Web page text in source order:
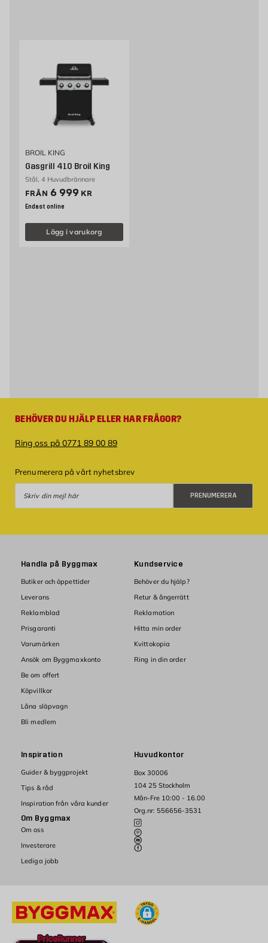
BROIL KING
Gasgrill 410 Broil King
Stål, 4 Huvudbrännare
FRÅN Pris 6999 kr
6 999 KR
Endast online
Lägg i varukorg
BEHÖVER DU HJÄLP ELLER HAR FRÅGOR?
Ring oss på 0771 89 00 89
Prenumerera på vårt nyhetsbrev
PRENUMERERA
Huvudkontor
Box 30006
104 25 Stockholm
Mån-Fre 10:00 - 16.00
Org.nr: 556656-3531
Handla på Byggmax
Butiker och öppettider
Leverans
Reklamblad
Prisgaranti
Varumärken
Ansök om Byggmaxkonto
Be om offert
Köpvillkor
Låna släpvagn
Bli medlem
Kundservice
Behöver du hjälp?
Retur & ångerrätt
Reklamation
Hitta min order
Kvittokopia
Ring in din order
Inspiration
Guider & byggprojekt
Tips & råd
Inspiration från våra kunder
Om Byggmax
Om oss
Investerare
Lediga jobb